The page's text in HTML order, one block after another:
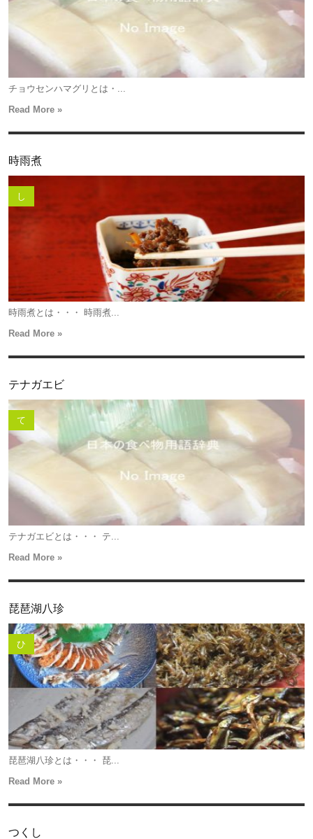
チョウセンハマグリとは・...
Read More »
時雨煮
し
時雨煮とは・・・ 時雨煮...
Read More »
テナガエビ
て
テナガエビとは・・・ テ...
Read More »
琵琶湖八珍
ひ
琵琶湖八珍とは・・・ 琵...
Read More »
つくし